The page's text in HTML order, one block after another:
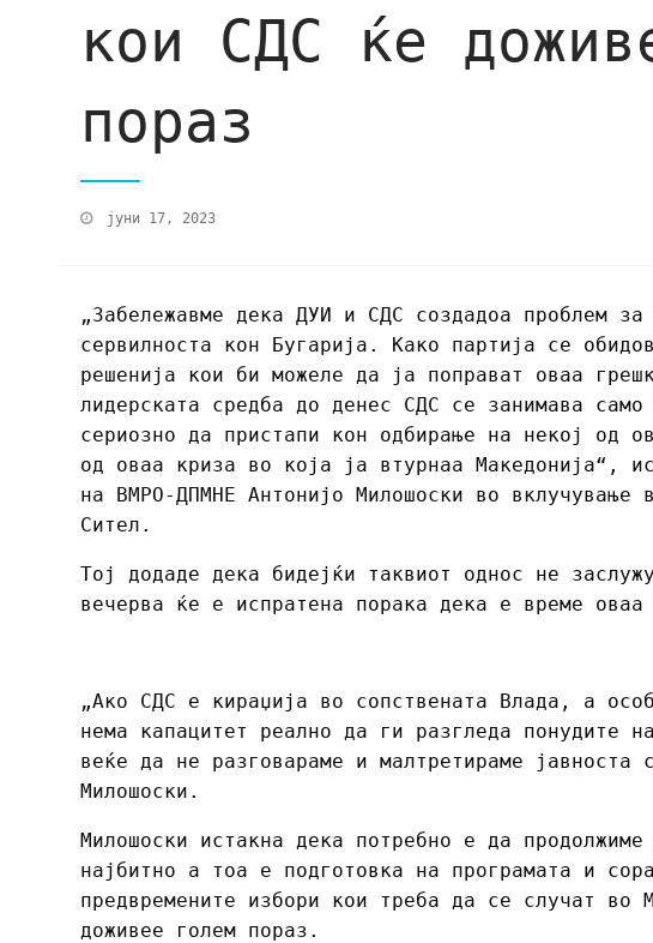
кои СДС ќе
пораз
јуни 17, 2023
„Забележавме дека ДУИ и СДС создадоа проблем
сервилноста кон Бугарија. Како партија се
решенија кои би можеле да ја поправат оваа
лидерската средба до денес СДС се занимава само
сериозно да пристапи кон одбирање на некој од
од оваа криза во која ја втурнаа Македонија“,
на ВМРО-ДПМНЕ Антонијо Милошоски во вклучување
Сител.
Тој додаде дека бидејќи таквиот однос не
вечерва ќе е испратена порака дека е време
„Ако СДС е кираџија во сопствената Влада, а
нема капацитет реално да ги разгледа понудите
веќе да не разговараме и малтретираме јавноста
Милошоски.
Милошоски истакна дека потребно е да
најбитно а тоа е подготовка на програмата и
предвремените избори кои треба да се случат во
доживее голем пораз.